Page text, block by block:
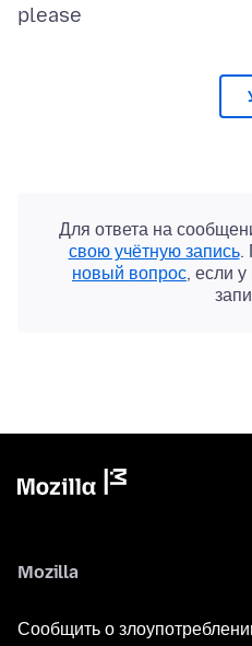
Для ответа на
свою учётную запись.
новый вопрос, если
Mozilla
Сообщить о